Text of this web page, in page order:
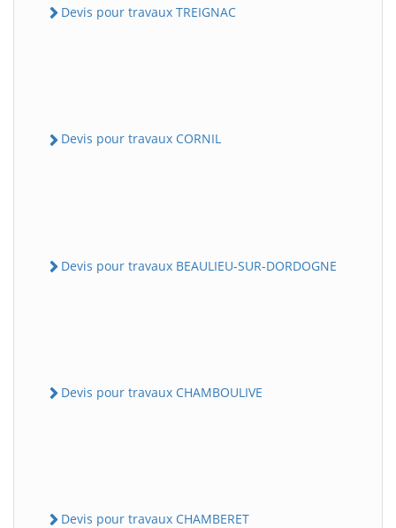
Devis pour travaux TREIGNAC
Devis pour travaux CORNIL
Devis pour travaux BEAULIEU-SUR-DORDOGNE
Devis pour travaux CHAMBOULIVE
Devis pour travaux CHAMBERET